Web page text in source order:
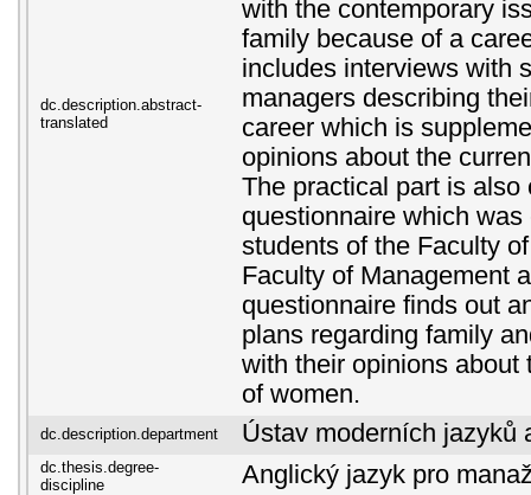
dc.description.abstract-
translated
with the contemporary
family because of a
includes interviews with
managers describing
career which is
opinions about the
The practical part is also
questionnaire which
students of the Faculty
Faculty of Management
questionnaire finds out
plans regarding family
with their opinions about
of women.
dc.description.department Ústav moderních jazyků
dc.thesis.degree-
discipline
Anglický jazyk pro